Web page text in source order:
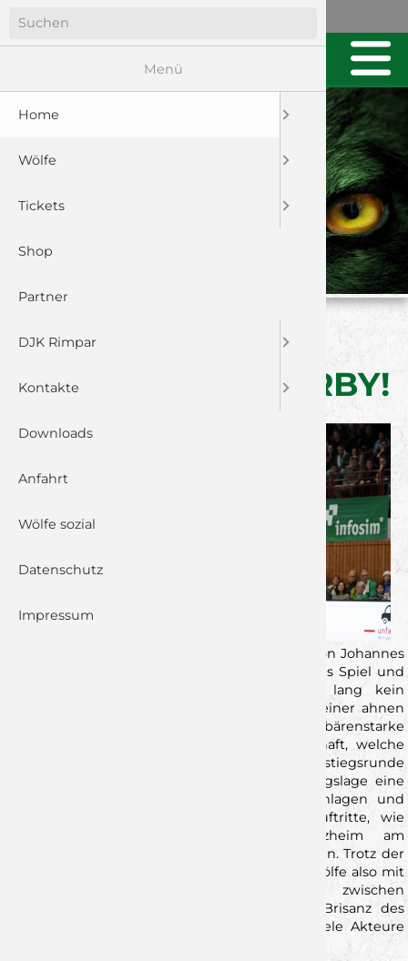
MIT RÜCKENWIND
ZUM FRANKENDERBY!
Wir schreiben den 1. Oktober 2023. Die Jungs von Johannes
Heufelder verloren in Erlangen ein umkämpftes Spiel und
hatten Saison übergreifend über ein Jahr lang kein
Auswärtsspiel mehr gewonnen. Was damals keiner ahnen
konnte.. Es war der Startschuss für eine bärenstarke
Restsaison, der neuformierten Wölfe-Mannschaft, welche
am Ende nur knapp an der Aufstiegsrunde
vorbeischrammten. Dieses Jahr ist die Ausgangslage eine
andere. Seit sieben Spielen ist man ungeschlagen und
konnte darunter auch die schweren Gastauftritte, wie
beispielsweise in Neuhausen und Pforzheim am
vergangenen Wochenende, für sich entscheiden. Trotz der
weiterhin dünnen Personaldecke, gehen die Wölfe also mit
einer Menge Rückenwind in das Duell zwischen
Unterfranken und Mittelfranken. Neben der Brisanz des
Derbies, wird es auch ein Wiedersehen für viele Akteure
Menü
Home
Wölfe
Tickets
Shop
Partner
DJK Rimpar
Kontakte
Downloads
Anfahrt
Wölfe sozial
Datenschutz
Impressum